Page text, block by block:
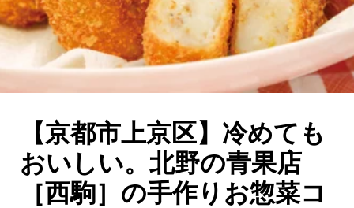
NEW OPEN
SERIES
CULTURE
ABOUT US
Instagram
【京都市上京区】冷めても
おいしい。北野の青果店
［西駒］の手作りお惣菜コ